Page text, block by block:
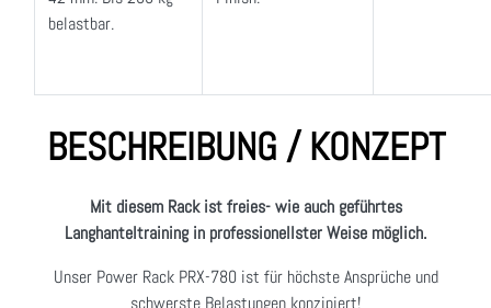
belastbar.
BESCHREIBUNG / KONZEPT
Mit diesem Rack ist freies- wie auch geführtes
Langhanteltraining in professionellster Weise möglich.
Unser Power Rack PRX-780 ist für höchste Ansprüche und
schwerste Belastungen konzipiert!